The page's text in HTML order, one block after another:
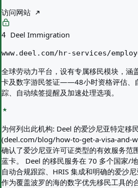
访问网站
4 Deel Immigration
www.deel.com/hr-services/
全球劳动力平台，设有专属移民模块，涵
卡及数字游民签证——48小时资格评估、
踪、自动续签提醒及加速处理选项。
为何列出此机构: Deel 的爱沙尼亚特定移
(deel.com/blog/how-to-get-a-visa-and-
确认了爱沙尼亚许可证类型的有效服务范
蓝卡。 Deel 的移民服务在 70 多个国家/
自动合规跟踪、HRIS 集成和明确的爱沙
作为覆盖波罗的海的数字优先移民工具的